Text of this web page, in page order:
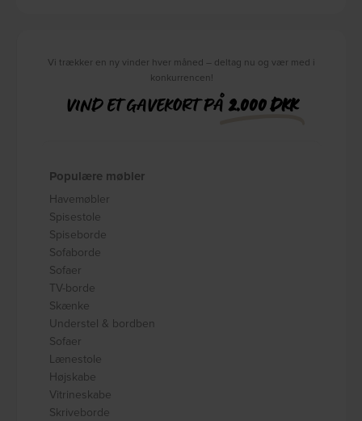
Vi trækker en ny vinder hver måned – deltag nu og vær med i
konkurrencen!
VIND ET GAVEKORT PÅ2.000 DKK
Populære møbler
Havemøbler
Spisestole
Spiseborde
Sofaborde
Sofaer
TV-borde
Skænke
Understel & bordben
Sofaer
Lænestole
Højskabe
Vitrineskabe
Skriveborde